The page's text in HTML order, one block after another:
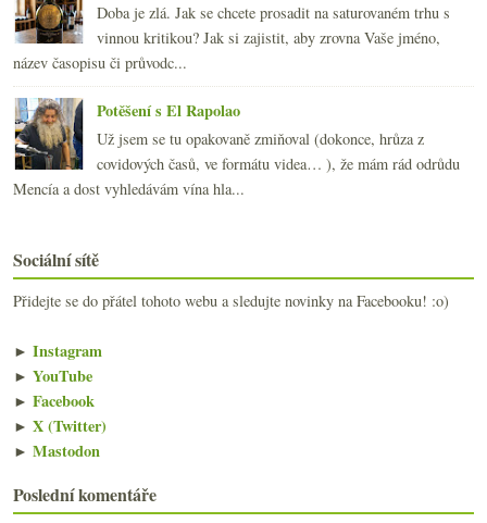
Doba je zlá. Jak se chcete prosadit na saturovaném trhu s
vinnou kritikou? Jak si zajistit, aby zrovna Vaše jméno,
název časopisu či průvodc...
Potěšení s El Rapolao
Už jsem se tu opakovaně zmiňoval (dokonce, hrůza z
covidových časů, ve formátu videa… ), že mám rád odrůdu
Mencía a dost vyhledávám vína hla...
Sociální sítě
Přidejte se do přátel tohoto webu a sledujte novinky na Facebooku! :o)
► Instagram
► YouTube
► Facebook
► X (Twitter)
► Mastodon
Poslední komentáře